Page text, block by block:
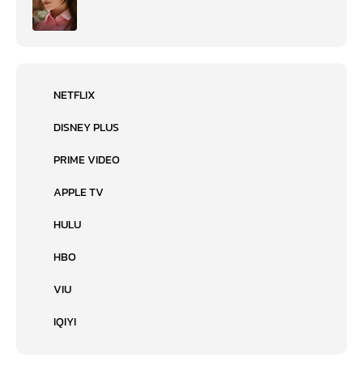
NETFLIX
DISNEY PLUS
PRIME VIDEO
APPLE TV
HULU
HBO
VIU
IQIYI